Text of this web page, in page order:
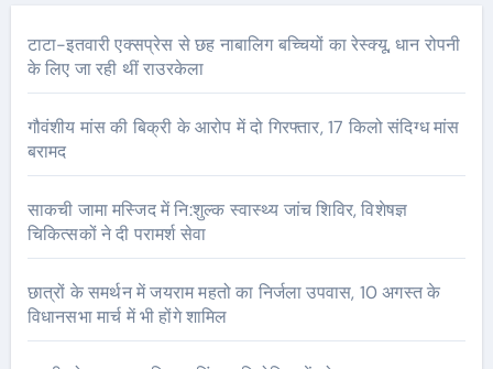
टाटा-इतवारी एक्सप्रेस से छह नाबालिग बच्चियों का रेस्क्यू, धान रोपनी
के लिए जा रही थीं राउरकेला
गौवंशीय मांस की बिक्री के आरोप में दो गिरफ्तार, 17 किलो संदिग्ध मांस
बरामद
साकची जामा मस्जिद में नि:शुल्क स्वास्थ्य जांच शिविर, विशेषज्ञ
चिकित्सकों ने दी परामर्श सेवा
छात्रों के समर्थन में जयराम महतो का निर्जला उपवास, 10 अगस्त के
विधानसभा मार्च में भी होंगे शामिल